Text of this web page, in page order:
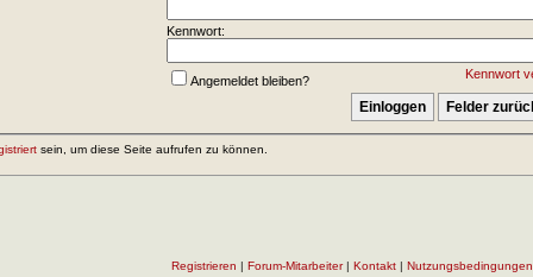
Kennwort:
Kennwort
Angemeldet bleiben?
sein, um diese Seite aufrufen zu können.
Registrieren Forum-Mitarbeiter| Kontakt Nutzungsbedingungen